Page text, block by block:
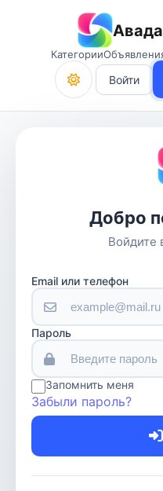
Авада
Категории
Войти
Добро
Войдите
Email или телефон
Пароль
Запомнить меня
Забыли пароль?